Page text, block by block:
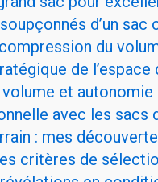
d’un sac
du
de
et autonomie
avec les sacs
: mes
critères de